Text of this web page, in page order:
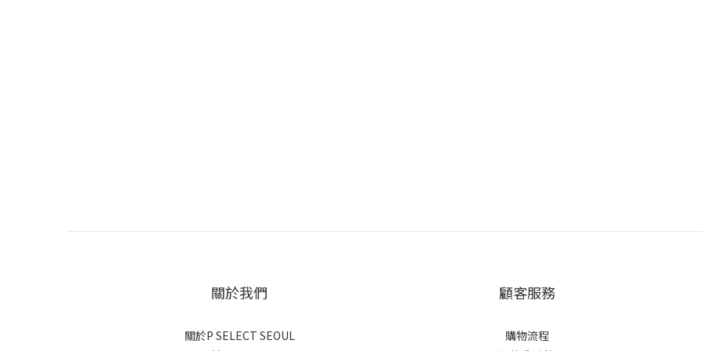
關於我們
關於P SELECT SEOUL
顧客服務
購物流程